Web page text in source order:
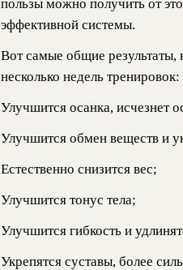
пользы можно получить от
эффективной системы.
Вот самые общие
несколько недель тренировок:
Улучшится осанка, исчезнет
Улучшится обмен веществ и
Естественно снизится вес;
Улучшится тонус тела;
Улучшится гибкость и
Укрепятся суставы, более